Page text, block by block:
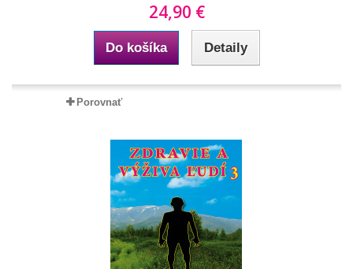
24,90 €
Do košíka Detaily
Porovnať